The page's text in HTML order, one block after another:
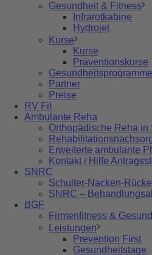
Gesundheit & Fitness
Infrarotkabine
Hydrojet
Kurse
Kurse
Präventionskurse
Gesundheitsprogramme
Partner
Preise
RV Fit
Ambulante Reha
Orthopädische Reha in
Erweiterte ambulante
Kontakt / Hilfe
SNRC
Schulter-Nacken-
SNRC –
BGF
Firmenfitness &
Leistungen
Prevention First
Gesundheitstage